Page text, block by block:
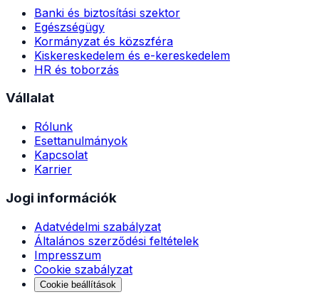
Banki és biztosítási szektor
Egészségügy
Kormányzat és közszféra
Kiskereskedelem és e-kereskedelem
HR és toborzás
Vállalat
Rólunk
Esettanulmányok
Kapcsolat
Karrier
Jogi információk
Adatvédelmi szabályzat
Általános szerződési feltételek
Impresszum
Cookie szabályzat
Cookie beállítások